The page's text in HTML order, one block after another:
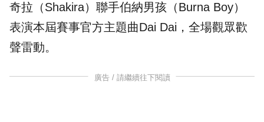
奇拉（Shakira）聯手伯納男孩（Burna Boy）
表演本屆賽事官方主題曲Dai Dai，全場觀眾歡
聲雷動。
廣告 / 請繼續往下閱讀